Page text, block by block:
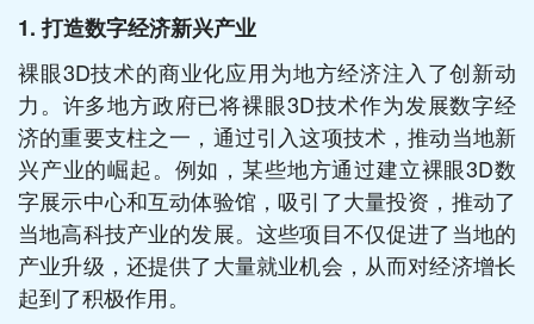
1. 打造数字经济新兴产业
裸眼3D技术的商业化应用为地方经济注入了创新动
力。许多地方政府已将裸眼3D技术作为发展数字经
济的重要支柱之一，通过引入这项技术，推动当地新
兴产业的崛起。例如，某些地方通过建立裸眼3D数
字展示中心和互动体验馆，吸引了大量投资，推动了
当地高科技产业的发展。这些项目不仅促进了当地的
产业升级，还提供了大量就业机会，从而对经济增长
起到了积极作用。